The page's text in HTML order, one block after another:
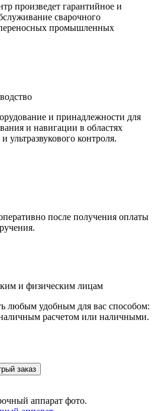
произведет гарантийное и
сварочного
промышленных
и принадлежности для
и навигации в областях
ультразвукового контроля.
после получения оплаты
и физическим лицам
любым удобным для вас способом:
расчетом или наличными.
заказ